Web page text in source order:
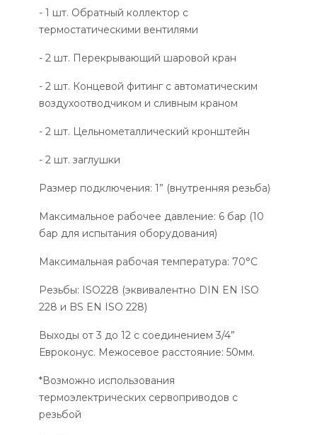
- 1 шт. Обратный коллектор с
термостатическими вентилями
- 2 шт. Перекрывающий шаровой кран
- 2 шт. Концевой фитинг с автоматическим
воздухоотводчиком и сливным краном
- 2 шт. Цельнометаллический кронштейн
- 2 шт. заглушки
Размер подключения: 1” (внутренняя резьба)
Максимальное рабочее давление: 6 бар (10
бар для испытания оборудования)
Максимальная рабочая температура: 70°С
Резьбы: ISO228 (эквивалентно DIN EN ISO
228 и BS EN ISO 228)
Выходы от 3 до 12 с соединением 3/4”
Евроконус. Межосевое расстояние: 50мм.
*Возможно использования
термоэлектрических сервоприводов с
резьбой